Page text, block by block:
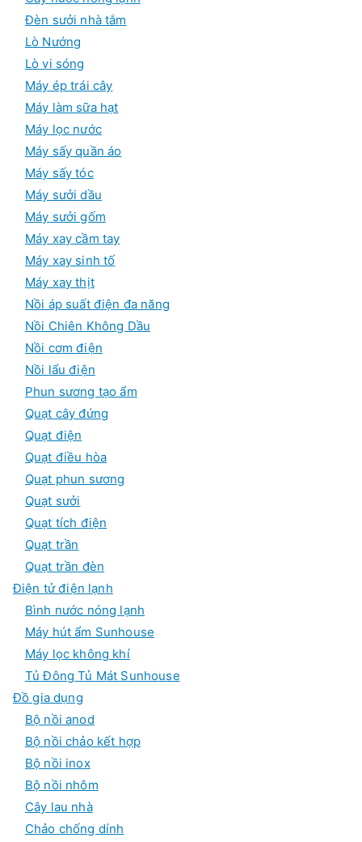
Đèn sưởi nhà tắm
Lò Nướng
Lò vi sóng
Máy ép trái cây
Máy làm sữa hạt
Máy lọc nước
Máy sấy quần áo
Máy sấy tóc
Máy sưởi dầu
Máy sưởi gốm
Máy xay cầm tay
Máy xay sinh tố
Máy xay thịt
Nồi áp suất điện đa năng
Nồi Chiên Không Dầu
Nồi cơm điện
Nồi lẩu điện
Phun sương tạo ẩm
Quạt cây đứng
Quạt điện
Quạt điều hòa
Quạt phun sương
Quạt sưởi
Quạt tích điện
Quạt trần
Quạt trần đèn
Điện tử điện lạnh
Bình nước nóng lạnh
Máy hút ẩm Sunhouse
Máy lọc không khí
Tủ Đông Tủ Mát Sunhouse
Đồ gia dụng
Bộ nồi anod
Bộ nồi chảo kết hợp
Bộ nồi inox
Bộ nồi nhôm
Cây lau nhà
Chảo chống dính